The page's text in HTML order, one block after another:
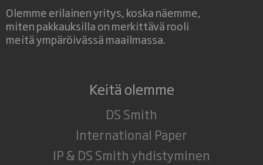
Olemme erilainen yritys, koska näemme,
miten pakkauksilla on merkittävä rooli
meitä ympäröivässä maailmassa.
Keitä olemme
DS Smith
International Paper
IP & DS Smith yhdistyminen